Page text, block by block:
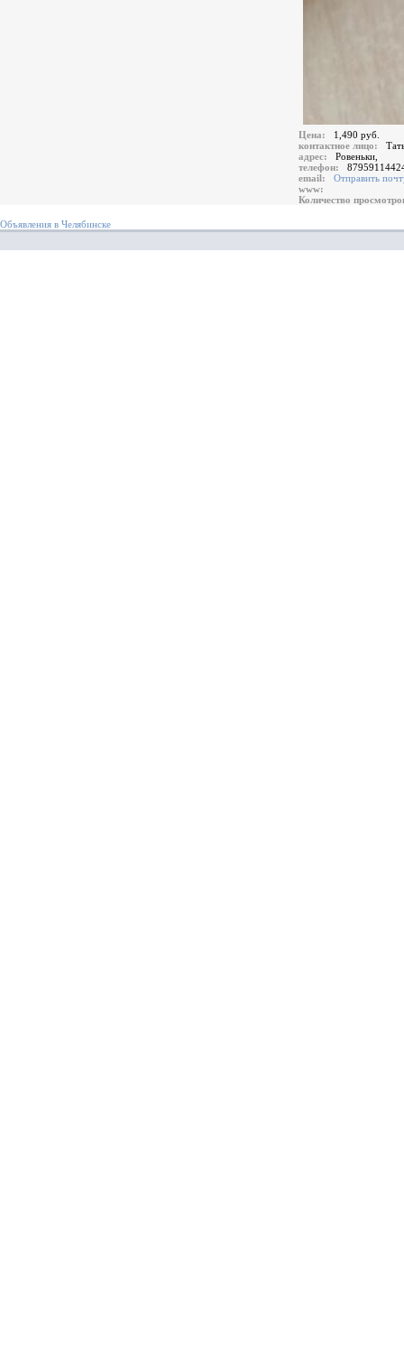
Цена:
1,490 руб.
контактное лицо:
адрес:
Ровеньки,
телефон:
email:
Отправить
www:
Количество
Объявления в Челябинске